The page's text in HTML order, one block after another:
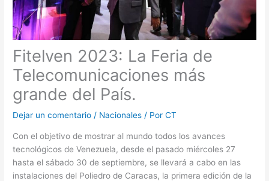
Fitelven 2023: La Feria de
Telecomunicaciones más
grande del País.
Dejar un comentario / Nacionales / PorCT
Con el objetivo de mostrar al mundo todos los avances
tecnológicos de Venezuela, desde el pasado miércoles 27
hasta el sábado 30 de septiembre, se llevará a cabo en las
instalaciones del Poliedro de Caracas, la primera edición de la